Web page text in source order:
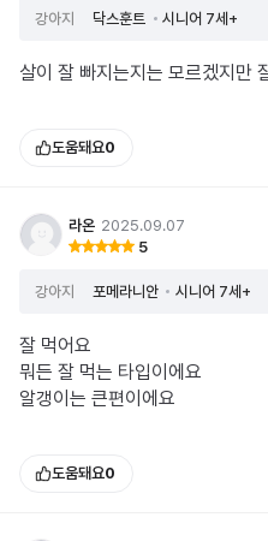
강아지 닥스훈트 시니어 7세+
살이 잘 빠지는지는 모르겠지만
도움돼요0
라온 2025.09.07
5
강아지 포메라니안 시니어 7세+
잘 먹어요
뭐든 잘 먹는 타입이에요
알갱이는 큰편이에요
도움돼요0